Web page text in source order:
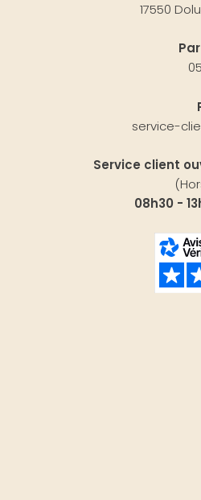
17550
service-
Service client
08h30 -